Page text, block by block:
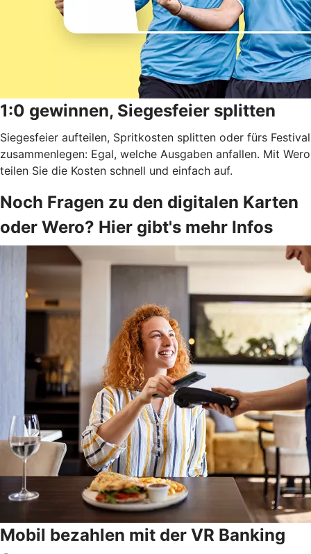
1:0 gewinnen, Siegesfeier splitten
Siegesfeier aufteilen, Spritkosten splitten oder fürs Festival
zusammenlegen: Egal, welche Ausgaben anfallen. Mit Wero
teilen Sie die Kosten schnell und einfach auf.
Noch Fragen zu den digitalen Karten
oder Wero? Hier gibt's mehr Infos
Mobil bezahlen mit der VR Banking